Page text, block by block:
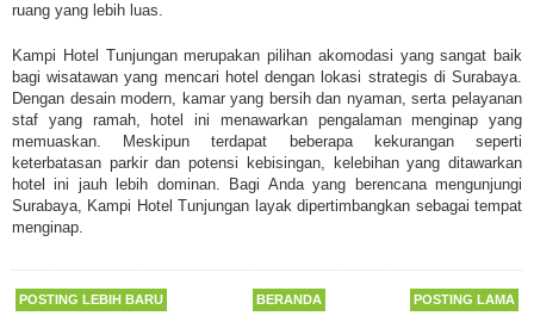
ruang yang lebih luas.
Kampi Hotel Tunjungan merupakan pilihan akomodasi yang sangat baik
bagi wisatawan yang mencari hotel dengan lokasi strategis di Surabaya.
Dengan desain modern, kamar yang bersih dan nyaman, serta pelayanan
staf yang ramah, hotel ini menawarkan pengalaman menginap yang
memuaskan. Meskipun terdapat beberapa kekurangan seperti
keterbatasan parkir dan potensi kebisingan, kelebihan yang ditawarkan
hotel ini jauh lebih dominan. Bagi Anda yang berencana mengunjungi
Surabaya, Kampi Hotel Tunjungan layak dipertimbangkan sebagai tempat
menginap.
POSTING LEBIH BARU POSTING LAMA
BERANDA